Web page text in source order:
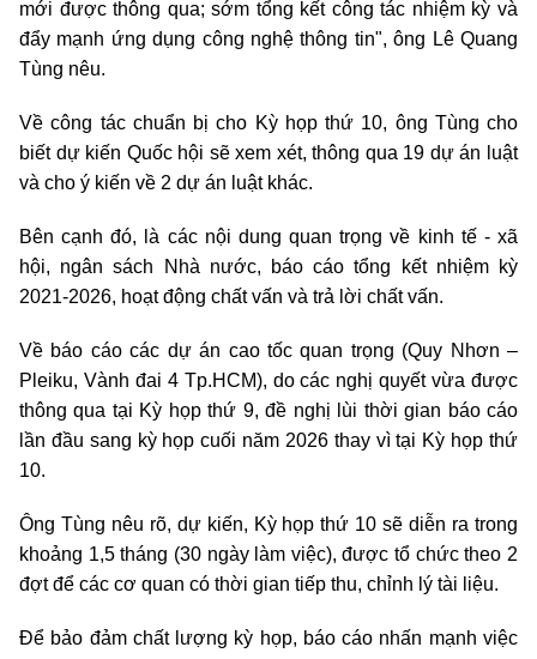
mới được thông qua; sớm tổng kết công tác nhiệm kỳ và
đẩy mạnh ứng dụng công nghệ thông tin", ông Lê Quang
Tùng nêu.
Về công tác chuẩn bị cho Kỳ họp thứ 10, ông Tùng cho
biết dự kiến Quốc hội sẽ xem xét, thông qua 19 dự án luật
và cho ý kiến về 2 dự án luật khác.
Bên cạnh đó, là các nội dung quan trọng về kinh tế - xã
hội, ngân sách Nhà nước, báo cáo tổng kết nhiệm kỳ
2021-2026, hoạt động chất vấn và trả lời chất vấn.
Về báo cáo các dự án cao tốc quan trọng (Quy Nhơn –
Pleiku, Vành đai 4 Tp.HCM), do các nghị quyết vừa được
thông qua tại Kỳ họp thứ 9, đề nghị lùi thời gian báo cáo
lần đầu sang kỳ họp cuối năm 2026 thay vì tại Kỳ họp thứ
10.
Ông Tùng nêu rõ, dự kiến, Kỳ họp thứ 10 sẽ diễn ra trong
khoảng 1,5 tháng (30 ngày làm việc), được tổ chức theo 2
đợt để các cơ quan có thời gian tiếp thu, chỉnh lý tài liệu.
Để bảo đảm chất lượng kỳ họp, báo cáo nhấn mạnh việc